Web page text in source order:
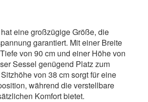
eine großzügige Größe, die
garantiert. Mit einer Breite
von 90 cm und einer Höhe von
Sessel genügend Platz zum
von 38 cm sorgt für eine
während die verstellbare
Komfort bietet.